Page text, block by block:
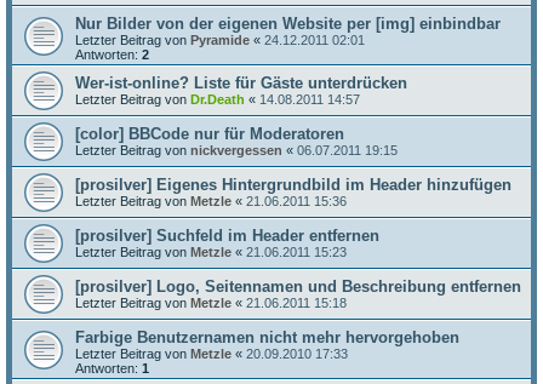
Nur Bilder von der eigenen Website per [img] einbindbar
Letzter Beitrag von Pyramide « 24.12.2011 02:01
Antworten: 2
Wer-ist-online? Liste für Gäste unterdrücken
Letzter Beitrag von Dr.Death « 14.08.2011 14:57
[color] BBCode nur für Moderatoren
Letzter Beitrag von nickvergessen « 06.07.2011 19:15
[prosilver] Eigenes Hintergrundbild im Header hinzufügen
Letzter Beitrag von Metzle « 21.06.2011 15:36
[prosilver] Suchfeld im Header entfernen
Letzter Beitrag von Metzle « 21.06.2011 15:23
[prosilver] Logo, Seitennamen und Beschreibung entfernen
Letzter Beitrag von Metzle « 21.06.2011 15:18
Farbige Benutzernamen nicht mehr hervorgehoben
Letzter Beitrag von Metzle « 20.09.2010 17:33
Antworten: 1